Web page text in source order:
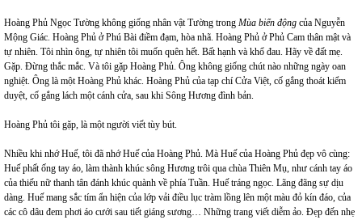
Hoàng Phủ Ngọc Tường không giống nhân vật Tường trong Mùa biển động của Nguyễn
Mộng Giác. Hoàng Phủ ở Phú Bài điềm đạm, hòa nhã. Hoàng Phủ ở Phủ Cam thân mật và
tự nhiên. Tôi nhìn ông, tự nhiên tôi muốn quên hết. Bất hạnh và khổ đau. Hãy về đất mẹ.
Gặp. Đừng thắc mắc. Và tôi gặp Hoàng Phủ. Ông không giống chút nào những ngày oan
nghiệt. Ông là một Hoàng Phủ khác. Hoàng Phủ của tạp chí Cửa Việt, cố gắng thoát kiểm
duyệt, cố gắng lách một cánh cửa, sau khi Sông Hương đình bản.
Hoàng Phủ tôi gặp, là một người viết tùy bút.
Nhiều khi nhớ Huế, tôi đã nhớ Huế của Hoàng Phủ. Mà Huế của Hoàng Phủ đẹp vô cùng:
Huế phất ống tay áo, làm thành khúc sông Hương trôi qua chùa Thiên Mụ, như cánh tay áo
của thiếu nữ thanh tân đánh khúc quành về phía Tuần. Huế tráng ngọc. Lãng đãng sự dịu
dàng. Huế mang sắc tím ẩn hiện của lớp vải điều lục tràm lồng lên một màu đỏ kín đáo, của
các cô dâu đem phơi áo cưới sau tiết giáng sương… Những trang viết diễm ảo. Đẹp đến nhẹ